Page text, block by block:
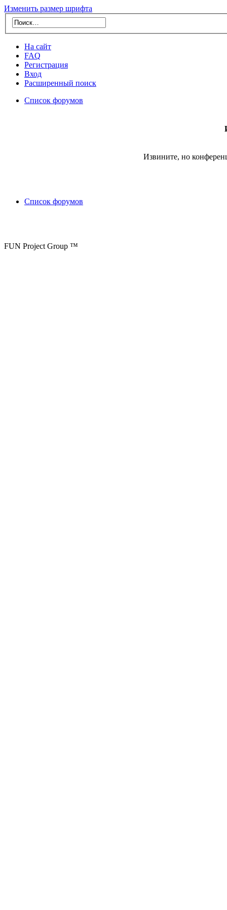
Изменить размер шрифта
На сайт
FAQ
Регистрация
Вход
Расширенный поиск
Список форумов
Извините, но
Список форумов
FUN Project Group ™